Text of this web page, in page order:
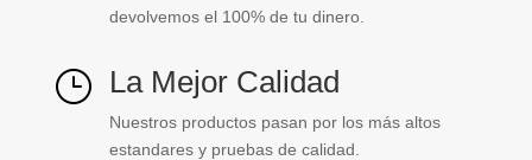
devolvemos el 100% de tu dinero.
} La Mejor Calidad
Nuestros productos pasan por los más altos
estandares y pruebas de calidad.